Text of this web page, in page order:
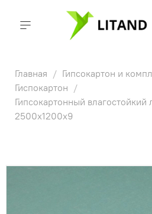
Главная
Гипсокартон и
Гиспокартон
Гипсокартонный влагостойкий
2500х1200х9